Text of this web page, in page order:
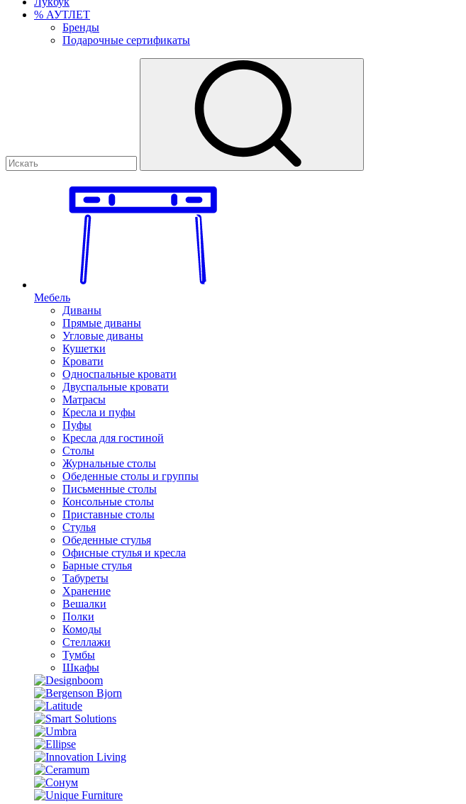
% АУТЛЕТ
Бренды
Подарочные сертификаты
Мебель
Диваны
Прямые диваны
Угловые диваны
Кушетки
Кровати
Односпальные кровати
Двуспальные кровати
Матрасы
Кресла и пуфы
Пуфы
Кресла для гостиной
Столы
Журнальные столы
Обеденные столы и группы
Письменные столы
Консольные столы
Приставные столы
Стулья
Обеденные стулья
Офисные стулья и кресла
Барные стулья
Табуреты
Хранение
Вешалки
Полки
Комоды
Стеллажи
Тумбы
Шкафы